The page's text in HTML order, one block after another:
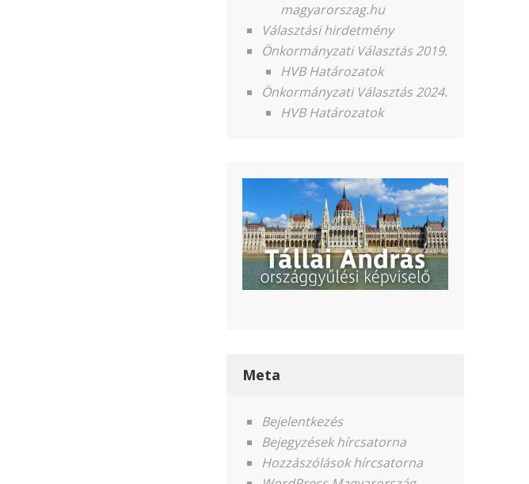
magyarorszag.hu
Választási hirdetmény
Önkormányzati Választás 2019.
HVB Határozatok
Önkormányzati Választás 2024.
HVB Határozatok
Meta
Bejelentkezés
Bejegyzések hírcsatorna
Hozzászólások hírcsatorna